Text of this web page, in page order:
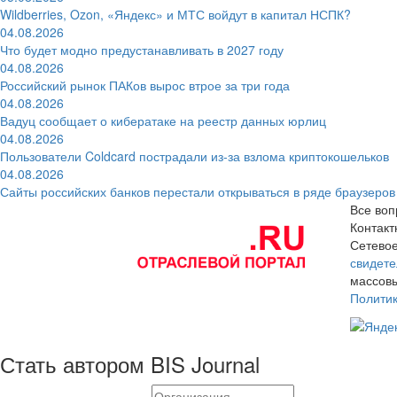
Wildberries, Ozon, «Яндекс» и МТС войдут в капитал НСПК?
04.08.2026
Что будет модно предустанавливать в 2027 году
04.08.2026
Российский рынок ПАКов вырос втрое за три года
04.08.2026
Вадуц сообщает о кибератаке на реестр данных юрлиц
04.08.2026
Пользователи Coldcard пострадали из-за взлома криптокошельков
04.08.2026
Сайты российских банков перестали открываться в ряде браузеров
Все
Стать автором BIS Journal